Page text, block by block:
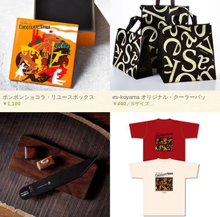
ボンボンショコラ・リユースボックス
￥1,100
es-koyama オリジナル・クーラーバッ
グ“モノグラム2021”
￥440／Sサイズ…